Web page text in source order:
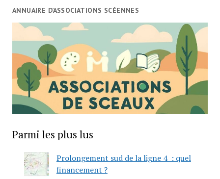
ANNUAIRE D’ASSOCIATIONS SCÉENNES
Parmi les plus lus
Prolongement sud de la ligne 4 : quel
financement ?